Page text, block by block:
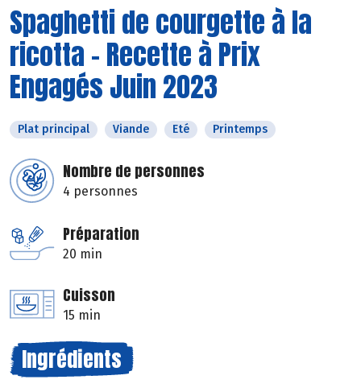
Spaghetti de courgette à la
ricotta - Recette à Prix
Engagés Juin 2023
Plat principal Viande Eté Printemps
Nombre de personnes
4 personnes
Préparation
20 min
Cuisson
15 min
Ingrédients